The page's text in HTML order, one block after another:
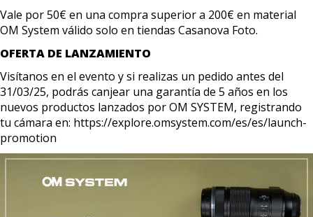
Vale por 50€ en una compra superior a 200€ en material
OM System válido solo en tiendas Casanova Foto.
OFERTA DE LANZAMIENTO
Visítanos en el evento y si realizas un pedido antes del
31/03/25, podrás canjear una garantía de 5 años en los
nuevos productos lanzados por OM SYSTEM, registrando
tu cámara en: https://explore.omsystem.com/es/es/launch-
promotion